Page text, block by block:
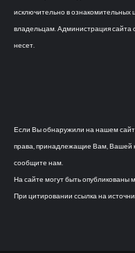
исключительно в
владельцам. Администрация сайта
несет.
Если Вы обнаружили на нашем
права, принадлежащие Вам, Вашей
сообщите нам.
На сайте могут быть опубликованы
При цитировании ссылка на